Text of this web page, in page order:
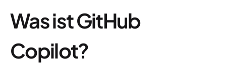
Was ist GitHub
Copilot?